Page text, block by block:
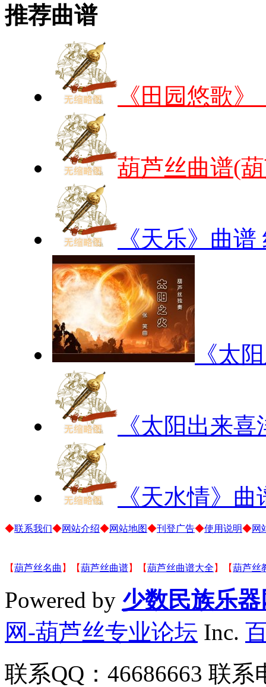
推荐曲谱
《田园悠歌
葫芦丝曲谱(
《天乐》曲
《太
《太阳出来
《天水情》曲
◆联系我们◆网站介绍◆网站地图◆刊登广告◆使用说明◆网
【葫芦丝名曲 】【葫芦丝曲谱】【葫芦丝曲谱大全 】【葫芦丝
Powered by 少数民族乐器
网-葫芦丝专业论坛 Inc.
联系QQ：46686663 联